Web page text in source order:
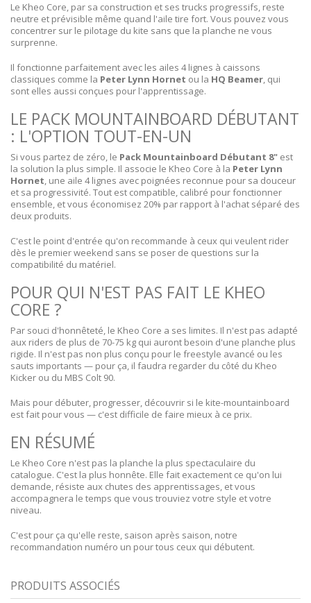
Le Kheo Core, par sa construction et ses trucks progressifs, reste
neutre et prévisible même quand l'aile tire fort. Vous pouvez vous
concentrer sur le pilotage du kite sans que la planche ne vous
surprenne.
Il fonctionne parfaitement avec les ailes 4 lignes à caissons
classiques comme la Peter Lynn Hornet ou la HQ Beamer, qui
sont elles aussi conçues pour l'apprentissage.
LE PACK MOUNTAINBOARD DÉBUTANT
: L'OPTION TOUT-EN-UN
Si vous partez de zéro, le Pack Mountainboard Débutant 8" est
la solution la plus simple. Il associe le Kheo Core à la Peter Lynn
Hornet, une aile 4 lignes avec poignées reconnue pour sa douceur
et sa progressivité. Tout est compatible, calibré pour fonctionner
ensemble, et vous économisez 20% par rapport à l'achat séparé des
deux produits.
C'est le point d'entrée qu'on recommande à ceux qui veulent rider
dès le premier weekend sans se poser de questions sur la
compatibilité du matériel.
POUR QUI N'EST PAS FAIT LE KHEO
CORE ?
Par souci d'honnêteté, le Kheo Core a ses limites. Il n'est pas adapté
aux riders de plus de 70-75 kg qui auront besoin d'une planche plus
rigide. Il n'est pas non plus conçu pour le freestyle avancé ou les
sauts importants — pour ça, il faudra regarder du côté du Kheo
Kicker ou du MBS Colt 90.
Mais pour débuter, progresser, découvrir si le kite-mountainboard
est fait pour vous — c'est difficile de faire mieux à ce prix.
EN RÉSUMÉ
Le Kheo Core n'est pas la planche la plus spectaculaire du
catalogue. C'est la plus honnête. Elle fait exactement ce qu'on lui
demande, résiste aux chutes des apprentissages, et vous
accompagnera le temps que vous trouviez votre style et votre
niveau.
C'est pour ça qu'elle reste, saison après saison, notre
recommandation numéro un pour tous ceux qui débutent.
PRODUITS ASSOCIÉS